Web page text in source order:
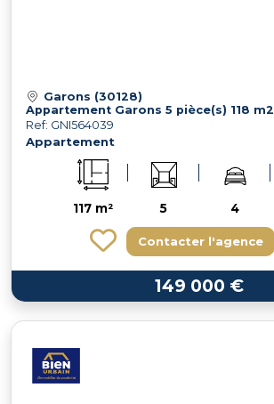
Garons (30128)
Appartement Garons 5 pièce(s) 118 m2
Ref: GNI564039
Appartement
117 m² 5 4
Contacter l'agence
149 000 €